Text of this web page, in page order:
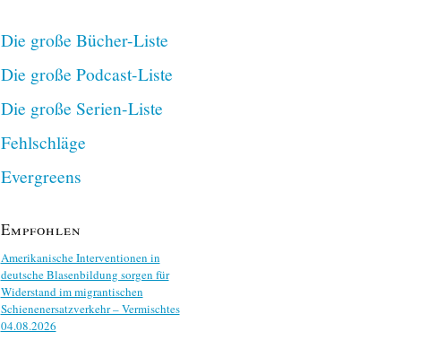
Die große Bücher-Liste
Die große Podcast-Liste
Die große Serien-Liste
Fehlschläge
Evergreens
Empfohlen
Amerikanische Interventionen in
deutsche Blasenbildung sorgen für
Widerstand im migrantischen
Schienenersatzverkehr – Vermischtes
04.08.2026